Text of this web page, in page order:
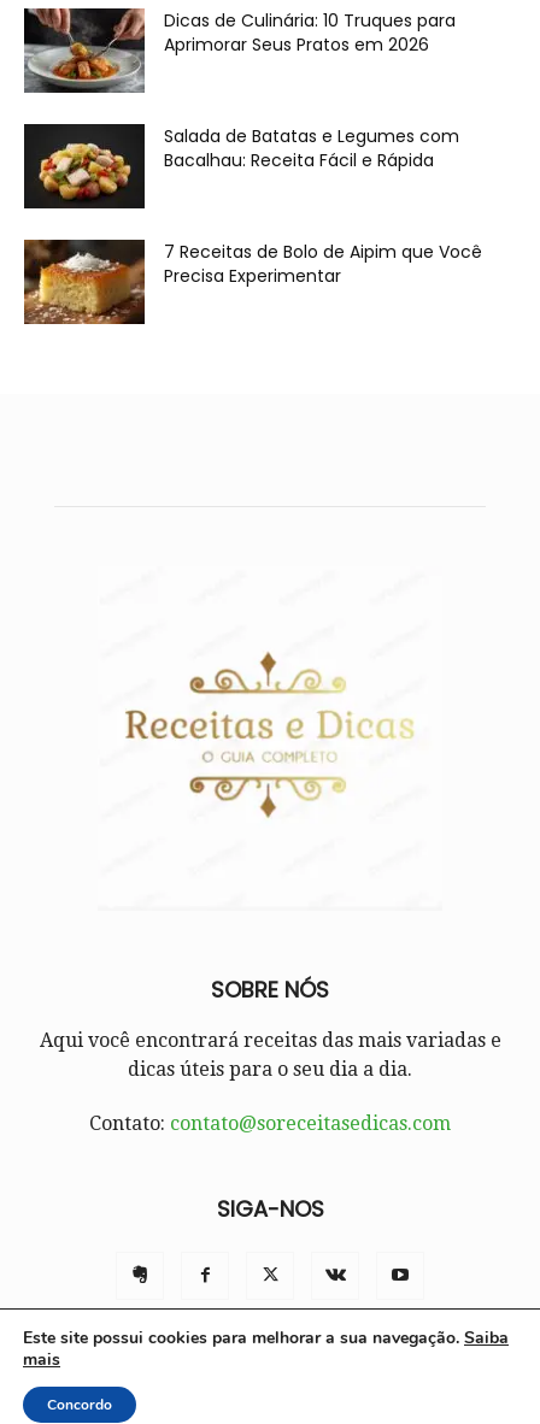
Dicas de Culinária: 10 Truques para
Aprimorar Seus Pratos em 2026
Salada de Batatas e Legumes com
Bacalhau: Receita Fácil e Rápida
7 Receitas de Bolo de Aipim que Você
Precisa Experimentar
SOBRE NÓS
Aqui você encontrará receitas das mais variadas e
dicas úteis para o seu dia a dia.
Contato: contato@soreceitasedicas.com
SIGA-NOS
© Só Receitas e Dicas 2025 | Todos os direitos reservados.
Este site possui cookies para melhorar a sua navegação. Saiba
mais
Concordo